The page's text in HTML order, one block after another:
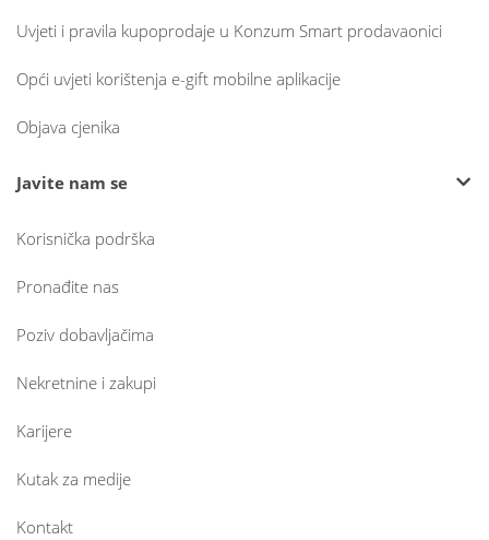
Uvjeti i pravila kupoprodaje u Konzum Smart prodavaonici
Opći uvjeti korištenja e-gift mobilne aplikacije
Objava cjenika
Javite nam se
Korisnička podrška
Pronađite nas
Poziv dobavljačima
Nekretnine i zakupi
Karijere
Kutak za medije
Kontakt